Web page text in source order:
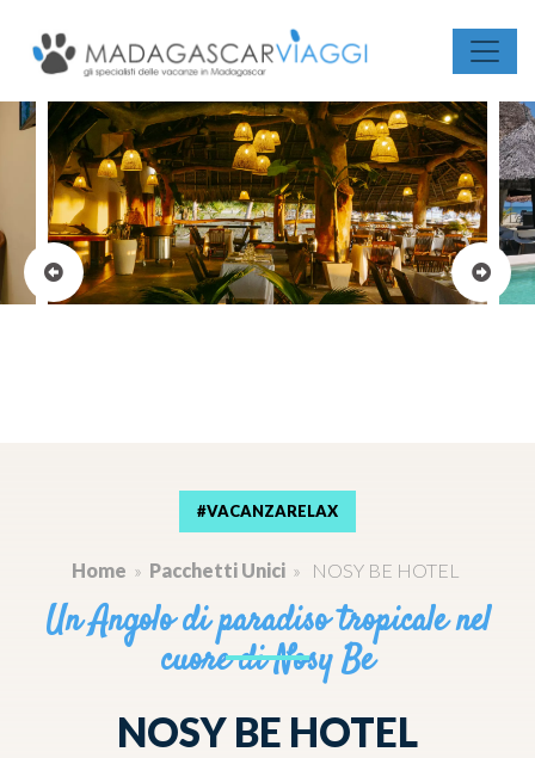
#VACANZARELAX
Home » Pacchetti Unici » NOSY BE HOTEL
Un Angolo di paradiso tropicale nel
cuore di Nosy Be
NOSY BE HOTEL